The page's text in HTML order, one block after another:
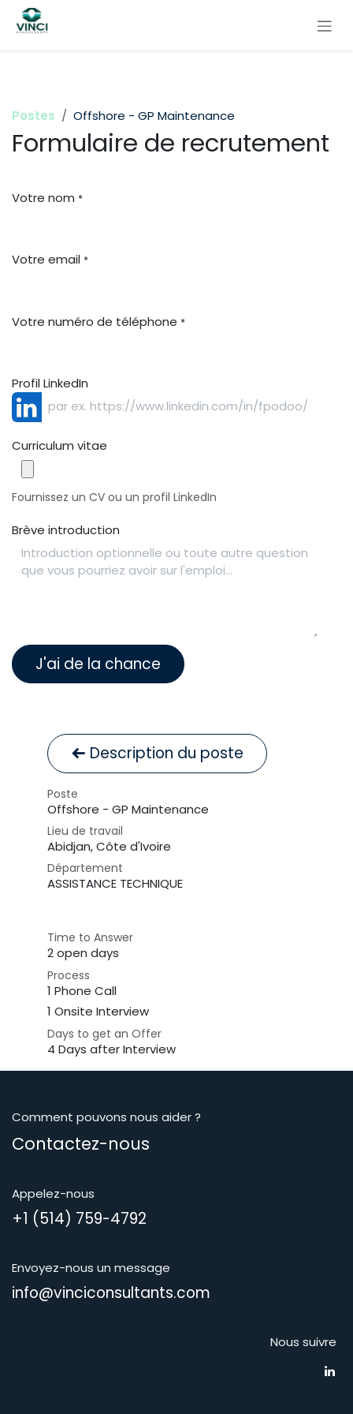
Se rendre au contenu
Postes Offshore - GP Maintenance
Formulaire de recrutement
Votre nom *
Votre email *
Votre numéro de téléphone *
Profil LinkedIn
Curriculum vitae
Fournissez un CV ou un profil LinkedIn
Brève introduction
J'ai de la chance
Description du poste
Poste
Offshore - GP Maintenance
Lieu de travail
Abidjan,Côte d'Ivoire
Département
ASSISTANCE TECHNIQUE
Time to Answer
2 open days
Process
1 Phone Call
1 Onsite Interview
Days to get an Offer
4 Days after Interview
Comment pouvons nous aider ?
Contactez-nous
Appelez-nous
+1 (514) 759-4792
Envoyez-nous un message
info@vinciconsultants.com
Nous suivre